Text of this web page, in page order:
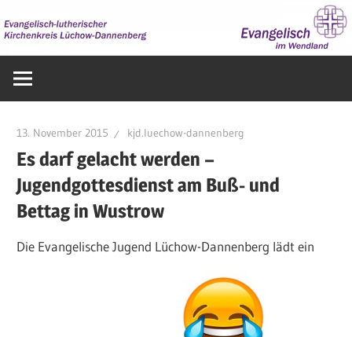
Inhalt
springen
im
13. November 2015 kjd.luechow-dannenberg
Es darf gelacht werden –
Jugendgottesdienst am Buß- und
Bettag in Wustrow
Die Evangelische Jugend Lüchow-Dannenberg lädt ein